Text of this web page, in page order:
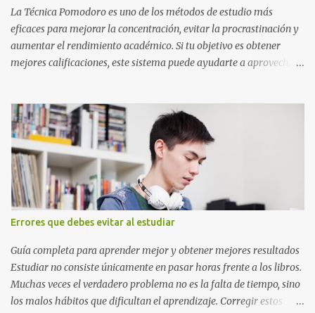
o catedrático Ciudad y fecha...
La Técnica Pomodoro es uno de los métodos de estudio más
eficaces para mejorar la concentración, evitar la procrastinación y
aumentar el rendimiento académico. Si tu objetivo es obtener
mejores calificaciones, este sistema puede ayudarte a aprovechar
Técnica Pomodoro es un método de administración del tiempo
creado para mejorar la concentración y la productividad. Consiste
en dividir el estudio en bloques cortos de trabajo intenso,
separados por pequeños descansos que ayudan al cerebro a
recuperarse. A diferencia de estudiar durante horas seguidas, este
sistema aprovecha la capacidad natural del cerebro para
mantener la atención durante periodos limitados, lo que permite
aprender más en menos tiempo y recordar mejor la información.
Si alguna vez has sentido que pasas muchas horas frente a los
libros pero aprendes poco, la Técnica Pomodoro puede marcar u...
Errores que debes evitar al estudiar
Guía completa para aprender mejor y obtener mejores resultados
Estudiar no consiste únicamente en pasar horas frente a los libros.
Muchas veces el verdadero problema no es la falta de tiempo, sino
los malos hábitos que dificultan el aprendizaje. Corregir estos